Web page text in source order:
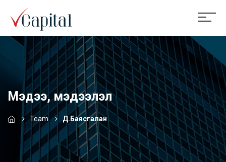
Мэдээ, мэдээлэл
Team Д.Баясгалан